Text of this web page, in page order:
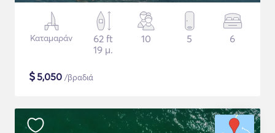
Καταμαράν
62 ft
19 μ.
10 5 6
$5,050 /βραδιά